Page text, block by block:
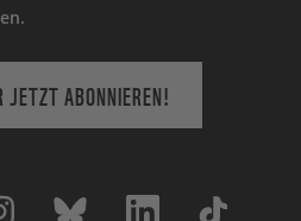
JETZT ABONNIEREN!